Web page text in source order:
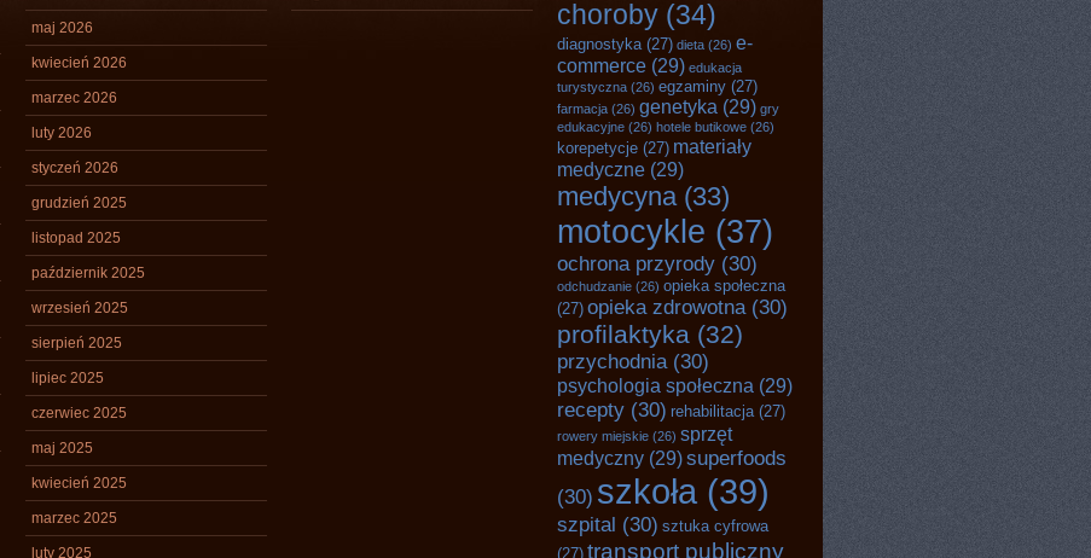
maj 2026
kwiecień 2026
marzec 2026
luty 2026
styczeń 2026
grudzień 2025
listopad 2025
październik 2025
wrzesień 2025
sierpień 2025
lipiec 2025
czerwiec 2025
maj 2025
kwiecień 2025
marzec 2025
luty 2025
choroby (34)
diagnostyka(27) dieta (26) e-
commerce (29) edukacja
turystyczna (26) egzaminy (27)
farmacja (26) genetyka (29) gry
edukacyjne (26) hotele butikowe (26)
korepetycje (27) materiały
medyczne (29)
medycyna(33)
motocykle (37)
ochrona przyrody (30)
odchudzanie (26) opieka społeczna
(27) opieka zdrowotna(30)
profilaktyka (32)
przychodnia(30)
psychologia społeczna (29)
recepty (30) rehabilitacja(27)
rowery miejskie (26) sprzęt
medyczny (29)superfoods
(30) szkoła (39)
szpital (30) sztuka cyfrowa
(27) transport publiczny